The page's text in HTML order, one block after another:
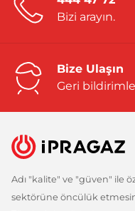
Bizi arayın.
Bize Ulaşın
Geri
Adı "kalite" ve "güven" ile
sektörüne öncülük